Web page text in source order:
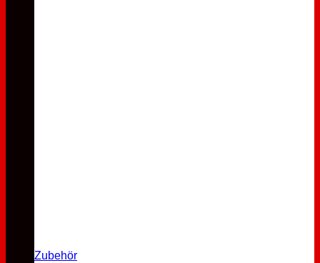
Zubehör